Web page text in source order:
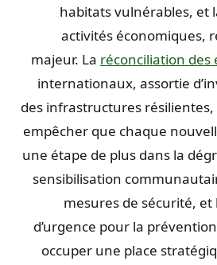
habitats vulnérables, et
activités économiques,
majeur. Laréconciliation
internationaux, assortie
des infrastructures
empêcher que chaque
une étape de plus dans la
sensibilisation
mesures de sécurité,
d’urgence pour la
occuper une place